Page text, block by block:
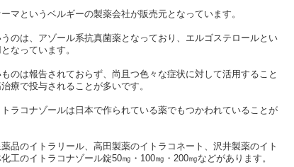
マというベルギーの製薬会社が販売元となっています。
のは、アゾール系抗真菌薬となっており、エルゴステロールとい
なっています。
のは報告されておらず、尚且つ色々な症状に対して活用すること
療で投与されることが多いです。
ラコナゾールは日本で作られている薬でもつかわれていることが
品のイトラリール、高田製薬のイトラコネート、沢井製薬のイト
工のイトラコナゾール錠50㎎・100㎎・200㎎などがあります。